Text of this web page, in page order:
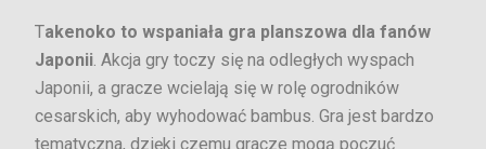
Takenoko to wspaniała gra planszowa dla fanów
Japonii . Akcja gry toczy się na odległych wyspach
Japonii, a gracze wcielają się w rolę ogrodników
cesarskich, aby wyhodować bambus. Gra jest bardzo
tematyczna, dzięki czemu gracze mogą poczuć